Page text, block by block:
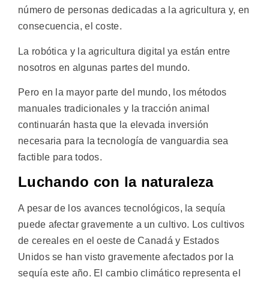
número de personas dedicadas a la agricultura y, en
consecuencia, el coste.
La robótica y la agricultura digital ya están entre
nosotros en algunas partes del mundo.
Pero en la mayor parte del mundo, los métodos
manuales tradicionales y la tracción animal
continuarán hasta que la elevada inversión
necesaria para la tecnología de vanguardia sea
factible para todos.
Luchando con la naturaleza
A pesar de los avances tecnológicos, la sequía
puede afectar gravemente a un cultivo. Los cultivos
de cereales en el oeste de Canadá y Estados
Unidos se han visto gravemente afectados por la
sequía este año. El cambio climático representa el